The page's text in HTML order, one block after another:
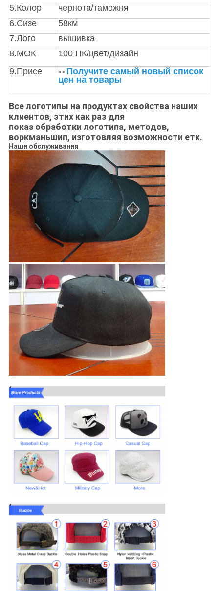
5.Колор
чернота/таможня
6.Сизе
58км
7.Лого
вышивка
8.МОК
100 ПК/цвет/дизайн
9.Присе
>> Получите самый новый список
цен на товары
Все логотипы на продуктах свойства наших
клиентов, этих как раз для
показ обработки логотипа, методов,
воркманьшип, изготовляя возможности етк.
Наши обслуживания